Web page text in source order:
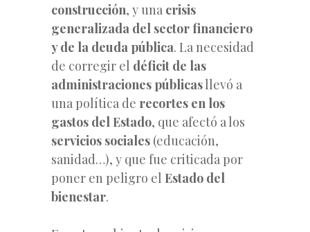
construcción, y una crisis
generalizada del sector financiero
y de la deuda pública. La necesidad
de corregir el déficit de las
administraciones públicasllevó a
una política de recortes en los
gastos del Estado, que afectó a los
servicios sociales (educación,
sanidad…), y que fue criticada por
poner en peligro el Estado del
bienestar.